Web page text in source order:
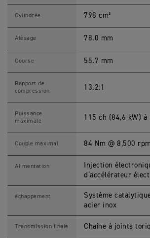
c
i
q
s
o
Cylindrée 798 cm³
Alésage 78.0 mm
Course 55.7 mm
Rapport de
compression
13.2:1
Puissance
maximale
115 ch (84,6 kW)
Couple maximal 84 Nm @ 8,500 rpm
Alimentation
Injection
d’accélérateur
échappement
Système
acier inox
Transmission finale Chaîne à joints